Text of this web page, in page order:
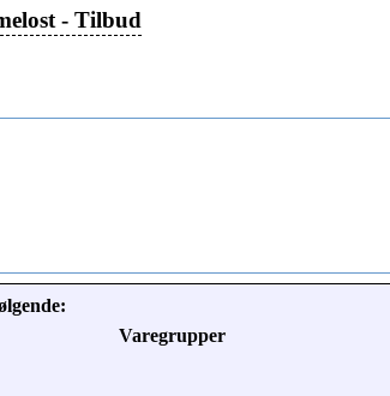
- Tilbud
Varegrupper